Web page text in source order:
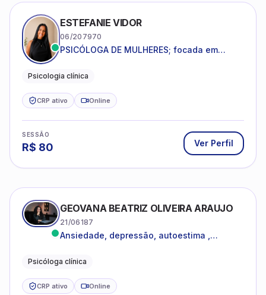
ESTEFANIE VIDOR
06/207970
PSICÓLOGA DE MULHERES; focada em
dentro da sua realidade.
Psicologia clínica
CRP ativo Online
SESSÃO
R$ 80 Ver Perfil
GEOVANA BEATRIZ OLIVEIRA ARAUJO
21/06187
Ansiedade, depressão, autoestima ,
Psicóloga clínica
CRP ativo Online